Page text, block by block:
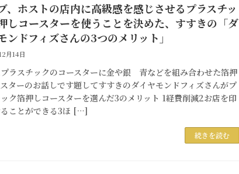
、ホストの店内に高級感を感じさせるプラスチッ
しコースターを使うことを決めた、すすきの「ダ
ンドフィズさんの3つのメリット」
月14日
ラスチックのコースターに金や銀 青などを組み合わせた箔押
ターのお話しです題してすすきのダイヤモンドフィズさんがプ
ク箔押しコースターを選んだ3のメリット 1経費削減2お店を印
ことができる3ほ […]
続きを読む